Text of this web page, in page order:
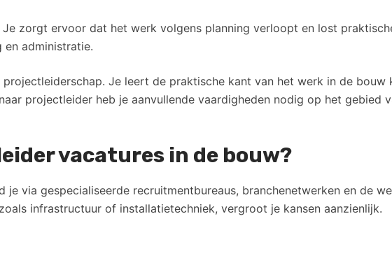
zorgt ervoor dat het werk volgens planning verloopt en lost
en administratie.
Je leert de praktische kant van het werk in de bouw
projectleider heb je aanvullende vaardigheden nodig op het gebied
vacatures in de bouw?
je via gespecialiseerde recruitmentbureaus, branchenetwerken en de
infrastructuur of installatietechniek, vergroot je kansen aanzienlijk.